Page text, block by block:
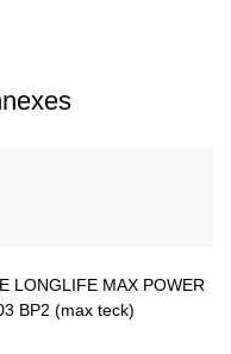
LONGLIFE MAX POWER
BP2 (max teck)